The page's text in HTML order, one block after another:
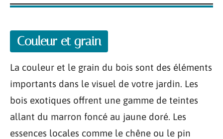
Couleur et grain
La couleur et le grain du bois sont des éléments
importants dans le visuel de votre jardin. Les
bois exotiques offrent une gamme de teintes
allant du marron foncé au jaune doré. Les
essences locales comme le chêne ou le pin